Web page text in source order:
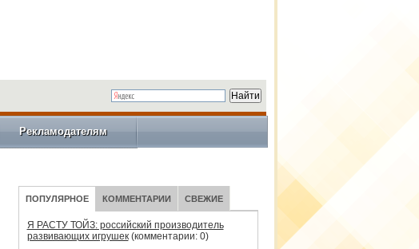
Рекламодателям
ПОПУЛЯРНОЕ КОММЕНТАРИИ СВЕЖИЕ
Я РАСТУ ТОЙЗ: российский производитель
развивающих игрушек(комментарии: 0)